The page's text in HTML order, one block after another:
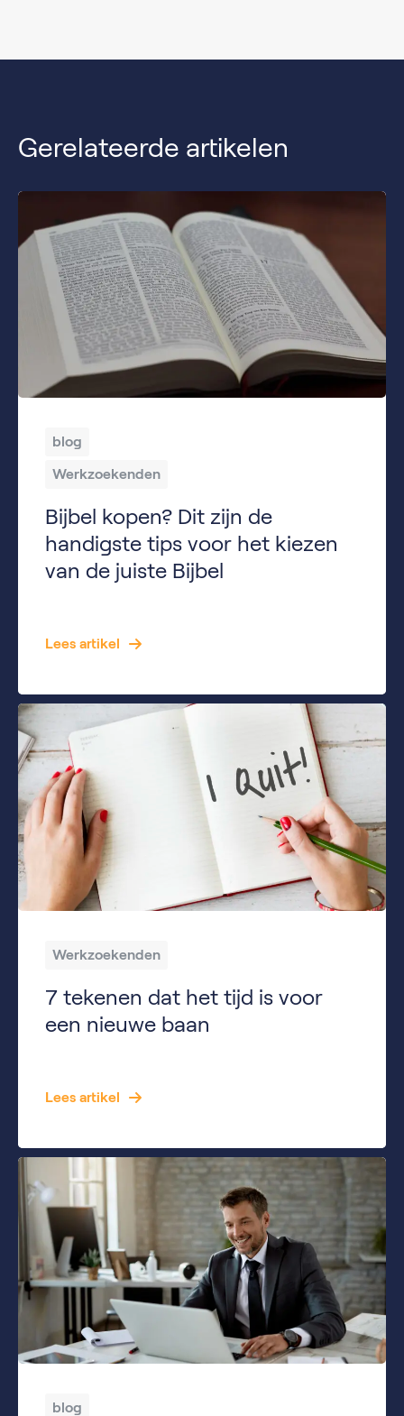
Gerelateerde artikelen
blog
Werkzoekenden
Bijbel kopen? Dit zijn de
handigste tips voor het kiezen
van de juiste Bijbel
Lees artikel
Werkzoekenden
7 tekenen dat het tijd is voor
een nieuwe baan
Lees artikel
blog